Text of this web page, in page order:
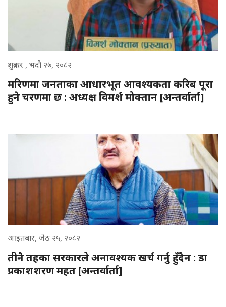
शुक्रबार , भदौ २७, २०८२
मरिणमा जनताका आधारभूत आवश्यकता करिब पूरा
हुने चरणमा छ : अध्यक्ष विमर्श मोक्तान [अन्तर्वार्ता]
आइतबार, जेठ २५, २०८२
तीनै तहका सरकारले अनावश्यक खर्च गर्नु हुँदैन : डा
प्रकाशशरण महत [अन्तर्वार्ता]